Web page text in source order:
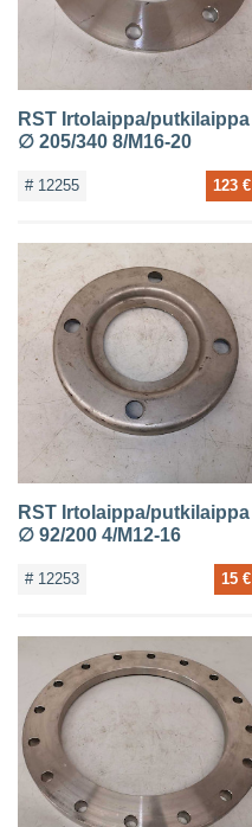
RST Irtolaippa/putkilaippa
∅ 205/340 8/M16-20
# 12255 123 €
RST Irtolaippa/putkilaippa
∅ 92/200 4/M12-16
# 12253 15 €